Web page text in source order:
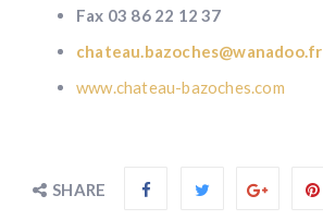
Fax 03 86 22 12 37
chateau.bazoches@wanadoo.fr
www.chateau-bazoches.com
SHARE